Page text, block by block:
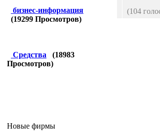
бизнес-информация
(19299 Просмотров)
Средства (18983
Просмотров)
Новые фирмы
(104